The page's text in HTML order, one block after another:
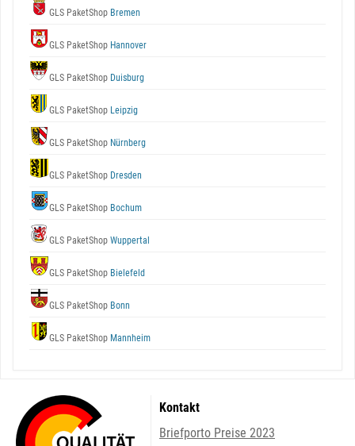
GLS PaketShop Bremen
GLS PaketShop Hannover
GLS PaketShop Duisburg
GLS PaketShop Leipzig
GLS PaketShop Nürnberg
GLS PaketShop Dresden
GLS PaketShop Bochum
GLS PaketShop Wuppertal
GLS PaketShop Bielefeld
GLS PaketShop Bonn
GLS PaketShop Mannheim
Kontakt
Briefporto Preise 2023